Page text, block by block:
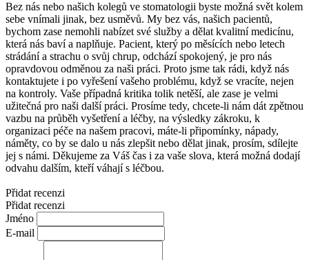
Bez nás nebo našich kolegů ve stomatologii byste možná svět kolem
sebe vnímali jinak, bez usměvů. My bez vás, našich pacientů,
bychom zase nemohli nabízet své služby a dělat kvalitní medicínu,
která nás baví a naplňuje. Pacient, který po měsících nebo letech
strádání a strachu o svůj chrup, odchází spokojený, je pro nás
opravdovou odměnou za naši práci. Proto jsme tak rádi, když nás
kontaktujete i po vyřešení vašeho problému, když se vracíte, nejen
na kontroly. Vaše případná kritika tolik netěší, ale zase je velmi
užitečná pro naši další práci. Prosíme tedy, chcete-li nám dát zpětnou
vazbu na průběh vyšetření a léčby, na výsledky zákroku, k
organizaci péče na našem pracovi, máte-li připomínky, nápady,
náměty, co by se dalo u nás zlepšit nebo dělat jinak, prosím, sdílejte
jej s námi. Děkujeme za Váš čas i za vaše slova, která možná dodají
odvahu dalším, kteří váhají s léčbou.
Přidat recenzi
Přidat recenzi
Jméno
E-mail